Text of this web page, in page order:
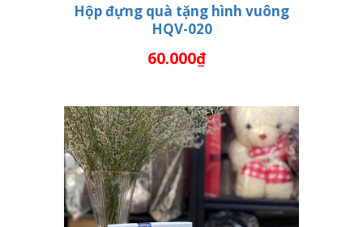
Hộp đựng quà tặng hình vuông
HQV-020
60.000₫